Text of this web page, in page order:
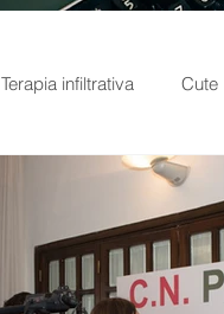
Terapia infiltrativa Cute